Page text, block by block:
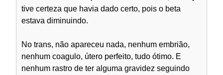
tive certeza que havia dado certo, pois o beta
estava diminuindo.
No trans, não apareceu nada, nenhum embrião,
nenhum coagulo, útero perfeito, tudo ótimo. E
nenhum rastro de ter alguma gravidez seguindo